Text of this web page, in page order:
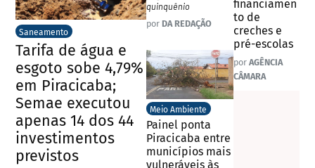
Saneamento
Tarifa de água e
esgoto sobe 4,79%
em Piracicaba;
Semae executou
apenas 14 dos 44
investimentos
previstos
quinquênio
por DA REDAÇÃO
Meio Ambiente
Painel ponta
Piracicaba entre
municípios mais
vulneráveis às
financiamen
to de
creches e
pré-escolas
por AGÊNCIA
CÂMARA